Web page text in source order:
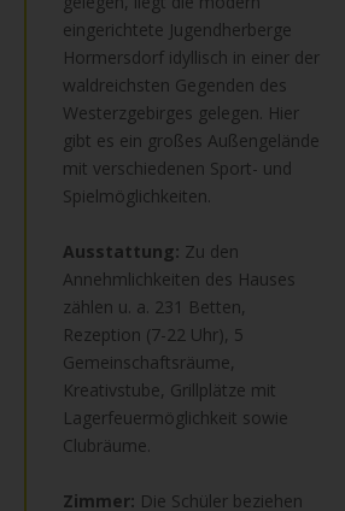
eingerichtete Jugendherberge
Hormersdorf idyllisch in einer der
waldreichsten Gegenden des
Westerzgebirges gelegen. Hier
gibt es ein großes Außengelände
mit verschiedenen Sport- und
Spielmöglichkeiten.
Ausstattung: Zu den
Annehmlichkeiten des Hauses
zählen u. a. 231 Betten,
Rezeption (7-22 Uhr), 5
Gemeinschaftsräume,
Kreativstube, Grillplätze mit
Lagerfeuermöglichkeit sowie
Clubräume.
Zimmer: Die Schüler beziehen